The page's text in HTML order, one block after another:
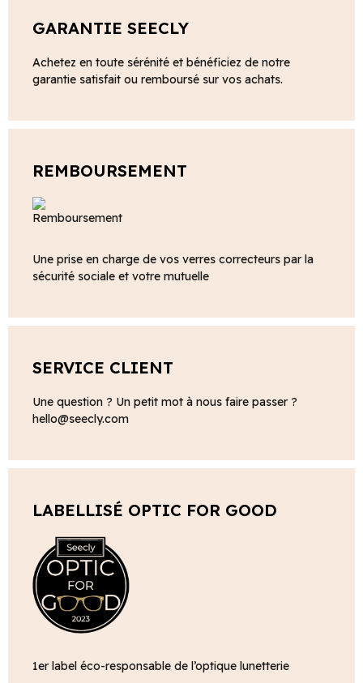
GARANTIE SEECLY
Achetez en toute sérénité et bénéficiez de notre
garantie satisfait ou remboursé sur vos achats.
REMBOURSEMENT
Une prise en charge de vos verres correcteurs par la
sécurité sociale et votre mutuelle
SERVICE CLIENT
Une question ? Un petit mot à nous faire passer ?
hello@seecly.com
LABELLISÉ OPTIC FOR GOOD
1er label éco-responsable de l’optique lunetterie